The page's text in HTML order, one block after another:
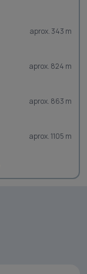
aprox. 343 m
aprox. 824 m
aprox. 863 m
aprox. 1105 m